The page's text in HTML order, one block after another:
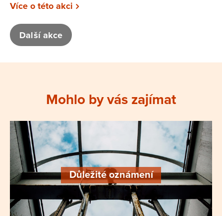
Více o této akci
Další akce
Mohlo by vás zajímat
Důležité oznámení